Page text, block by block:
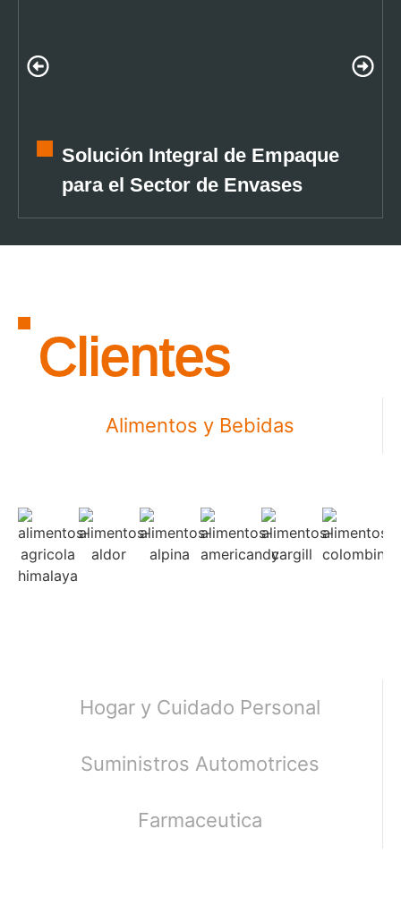
Solución Integral de Empaque
para el Sector de Envases
Clientes
Alimentos y Bebidas
Hogar y Cuidado Personal
Suministros Automotrices
Farmaceutica